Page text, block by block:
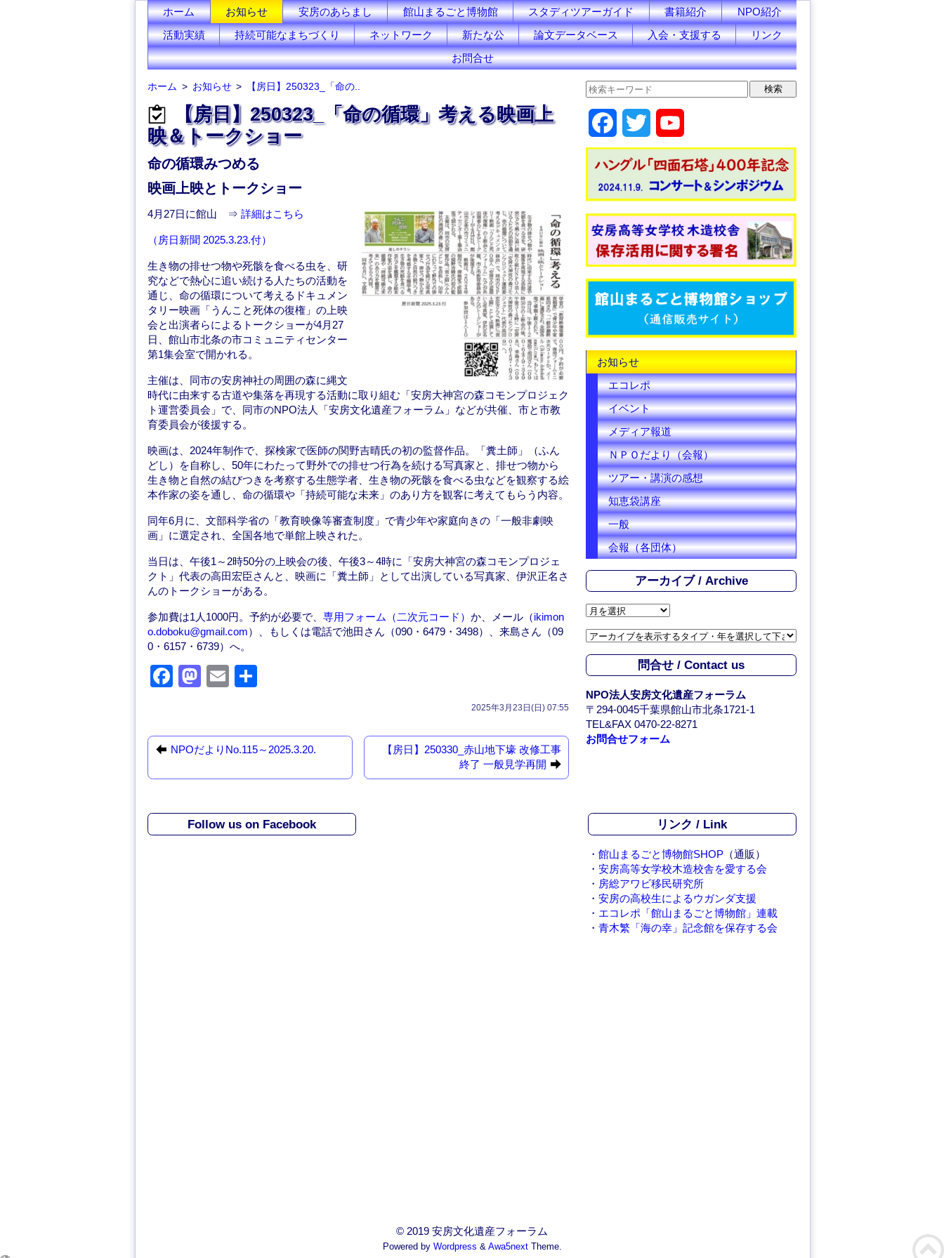
ホーム お知らせ 安房のあらまし 館山まるごと博物館 スタディツアーガイド 書籍紹介
NPO紹介
活動実績
持続可能なまちづくり ネットワーク 新たな公 論文データベース 入会・支援する
リンク
お問合せ
ホーム お知らせ 【房日】250323_「命の..
【房日】250323_「命の循環」考える映画上
映＆トークショー
命の循環みつめる
映画上映とトークショー
4月27日に館山 ⇒ 詳細はこちら
（房日新聞 2025.3.23.付）
生き物の排せつ物や死骸を食べる虫を、研
究などで熱心に追い続ける人たちの活動を
通じ、命の循環について考えるドキュメン
タリー映画「うんこと死体の復権」の上映
会と出演者らによるトークショーが4月27
日、館山市北条の市コミュニティセンター
第1集会室で開かれる。
主催は、同市の安房神社の周囲の森に縄文
時代に由来する古道や集落を再現する活動に取り組む「安房大神宮の森コモンプロジェク
ト運営委員会」で、同市のNPO法人「安房文化遺産フォーラム」などが共催、市と市教
育委員会が後援する。
映画は、2024年制作で、探検家で医師の関野吉晴氏の初の監督作品。「糞土師」（ふん
どし）を自称し、50年にわたって野外での排せつ行為を続ける写真家と、排せつ物から
生き物と自然の結びつきを考察する生態学者、生き物の死骸を食べる虫などを観察する絵
本作家の姿を通し、命の循環や「持続可能な未来」のあり方を観客に考えてもらう内容。
同年6月に、文部科学省の「教育映像等審査制度」で青少年や家庭向きの「一般非劇映
画」に選定され、全国各地で単館上映された。
当日は、午後1～2時50分の上映会の後、午後3～4時に「安房大神宮の森コモンプロジェ
クト」代表の高田宏臣さんと、映画に「糞土師」として出演している写真家、伊沢正名さ
んのトークショーがある。
参加費は1人1000円。予約が必要で、 専用フォーム（二次元コード ） か、メール（ikimon
o.doboku@gmail.com）、もしくは電話で池田さん（090・6479・3498）、来島さん（09
0・6157・6739）へ。
F
e
o
k
M
o
n
E
2025年3月23日(日) 07:55
NPOだよりNo.115～2025.3.20.
【房日】250330_赤山地下壕 改修工事
終了 一般見学再開
a
b
o
o
w
i
t
e
o
u
b
e
C
a
n
n
e
l
お知らせ
エコレポ
イベント
メディア報道
ＮＰＯだより（会報）
ツアー・講演の感想
知恵袋講座
一般
会報（各団体）
アーカイブ / Archive
ア
カ
イ
ブ
A
r
c
h
問合せ / Contact us
NPO法人安房文化遺産フォーラム
〒294-0045千葉県館山市北条1721-1
TEL&FAX 0470-22-8271
お問合せフォーム
Follow us on Facebook リンク / Link
・ 館山まるごと博物館SHOP（通販）
・ 安房高等女学校木造校舎を愛する会
・ 房総アワビ移民研究所
・ 安房の高校生によるウガンダ支援
・ エコレポ「館山まるごと博物館」連載
・ 青木繁「海の幸」記念館を保存する会
© 2019 安房文化遺産フォーラム
Powered by Wordpress & Awa5nextTheme.